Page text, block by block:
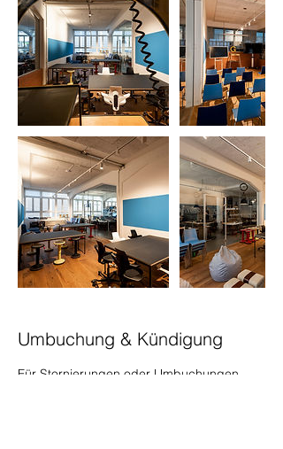
Umbuchung & Kündigung
Für Stornierungen oder Umbuchungen